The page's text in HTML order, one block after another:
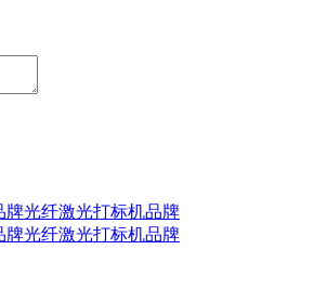
光纤激光打标机品牌
光纤激光打标机品牌